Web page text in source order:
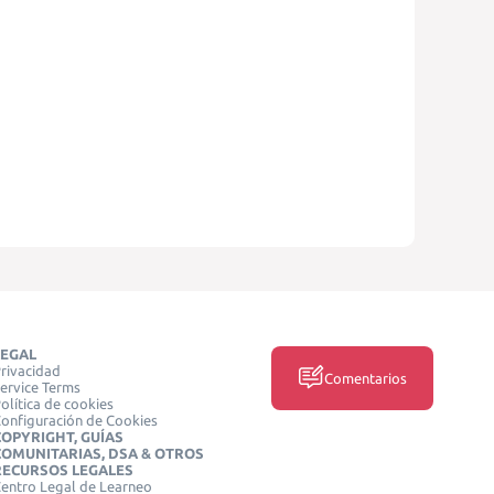
Terms
de cookies
de Cookies
GUÍAS
DSA & OTROS
LEGALES
Legal de Learneo
Comentarios